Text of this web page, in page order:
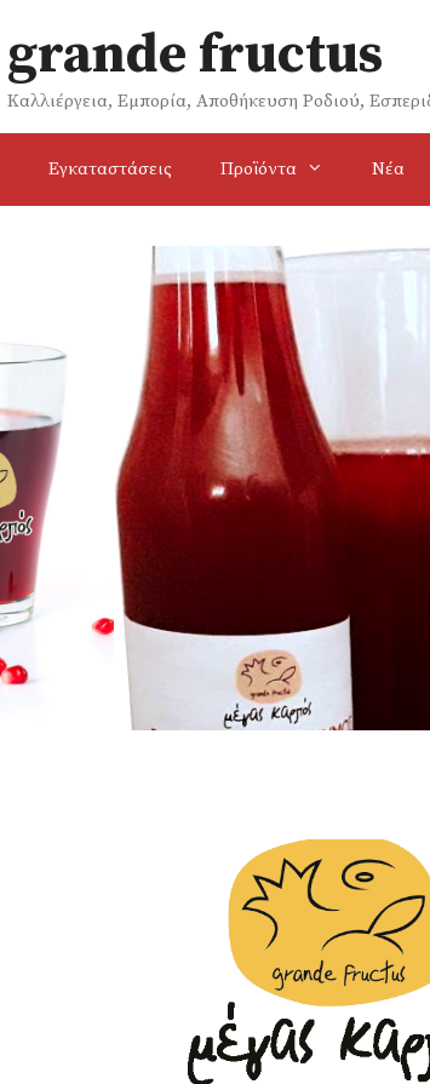
grande fructus
Καλλιέργεια, Εμπορία, Αποθήκευση Ροδιού,
Εγκαταστάσεις Προϊόντα Νέα